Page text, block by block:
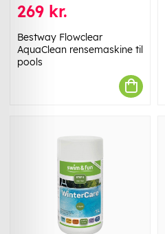
269 kr.
Bestway Flowclear
AquaClean rensemaskine til
pools